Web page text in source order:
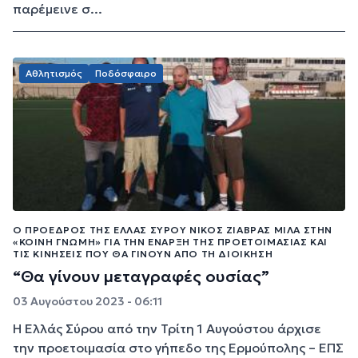
παρέμεινε σ...
Αθλητισμός Ποδόσφαιρο
Ο ΠΡΌΕΔΡΟΣ ΤΗΣ ΕΛΛΆΣ ΣΎΡΟΥ ΝΊΚΟΣ ΖΙΆΒΡΑΣ ΜΙΛΆ ΣΤΗΝ
«ΚΟΙΝΉ ΓΝΏΜΗ» ΓΙΑ ΤΗΝ ΈΝΑΡΞΗ ΤΗΣ ΠΡΟΕΤΟΙΜΑΣΊΑΣ ΚΑΙ
ΤΙΣ ΚΙΝΉΣΕΙΣ ΠΟΥ ΘΑ ΓΊΝΟΥΝ ΑΠΌ ΤΗ ΔΙΟΊΚΗΣΗ
“Θα γίνουν μεταγραφές ουσίας”
03 Αυγούστου 2023 - 06:11
Η Ελλάς Σύρου από την Τρίτη 1 Αυγούστου άρχισε
την προετοιμασία στο γήπεδο της Ερμούπολης – ΕΠΣ